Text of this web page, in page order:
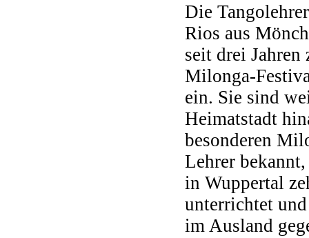
Die
Rios aus
seit drei
Milonga-
ein. Sie sind
Heimatstadt
besonderen
Lehrer
in Wuppertal
unterrichtet
im Ausland